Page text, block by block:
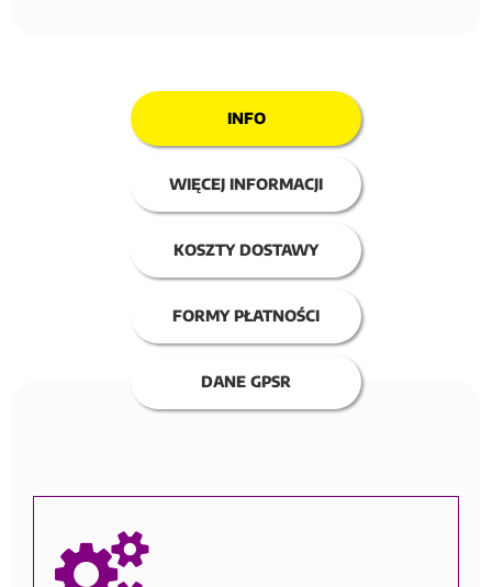
INFO
WIĘCEJ INFORMACJI
KOSZTY DOSTAWY
FORMY PŁATNOŚCI
DANE GPSR